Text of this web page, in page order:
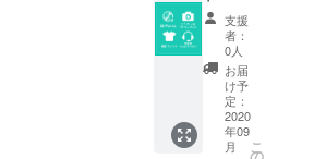
オフ会
参加
券-10/1
8開催※
雨天は
別の内
※1000
円程度
今秋発
売CDア
ルバム■
ランダ
ムピン
チェキ
（サイ
ン入
り）■限
支援
者：
0人
お届
け予
定：
2020
年09
月
こ